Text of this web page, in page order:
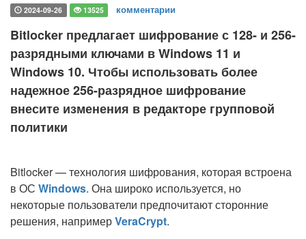
2024-09-26 13525 комментарии
Bitlocker предлагает шифрование с 128- и 256-
разрядными ключами в Windows 11 и
Windows 10. Чтобы использовать более
надежное 256-разрядное шифрование
внесите изменения в редакторе групповой
политики
Bitlocker — технология шифрования, которая встроена
в ОС Windows. Она широко используется, но
некоторые пользователи предпочитают сторонние
решения, напримерVeraCrypt.